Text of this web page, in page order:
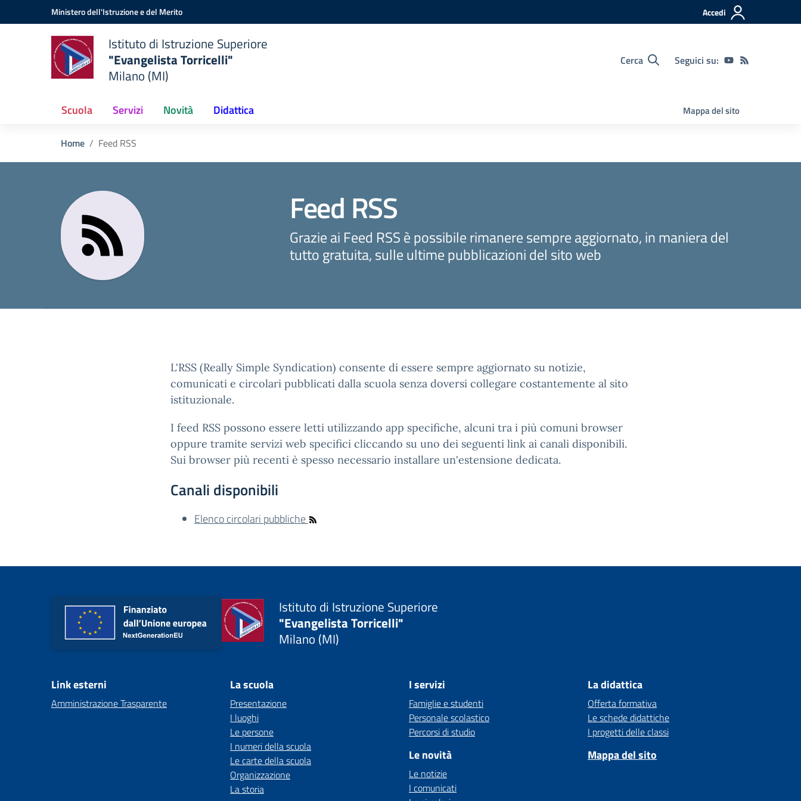
Vai ai contenuti
Vai al menu di navigazioneMinistero dell'Istruzione e del Merito Accedi
Istituto di Istruzione Superiore
"Evangelista Torricelli"
Milano (MI)
Cerca Seguici su:
Scuola Servizi Novità Didattica Mappa del sito
Home Feed RSS
Feed RSS
Grazie ai Feed RSS è possibile rimanere sempre aggiornato, in maniera del
tutto gratuita, sulle ultime pubblicazioni del sito web
L'RSS (Really Simple Syndication) consente di essere sempre aggiornato su notizie,
comunicati e circolari pubblicati dalla scuola senza doversi collegare costantemente al sito
istituzionale.
I feed RSS possono essere letti utilizzando app specifiche, alcuni tra i più comuni browser
oppure tramite servizi web specifici cliccando su uno dei seguenti link ai canali disponibili.
Sui browser più recenti è spesso necessario installare un'estensione dedicata.
Canali disponibili
Elenco circolari pubbliche
Istituto di Istruzione Superiore
"Evangelista Torricelli"
Milano (MI)
Link esterni
Amministrazione Trasparente
La scuola
Presentazione
I luoghi
Le persone
I numeri della scuola
Le carte della scuola
Organizzazione
La storia
I servizi
Famiglie e studenti
Personale scolastico
Percorsi di studio
Le novità
Le notizie
I comunicati
La didattica
Offerta formativa
Le schede didattiche
I progetti delle classi
Mappa del sito